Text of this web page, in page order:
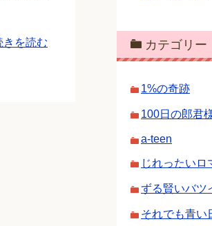
きを読む カテゴリー
1%の奇跡
100日の郎君
a-teen
じれったいロ
ずる賢いバツ
それでも青い